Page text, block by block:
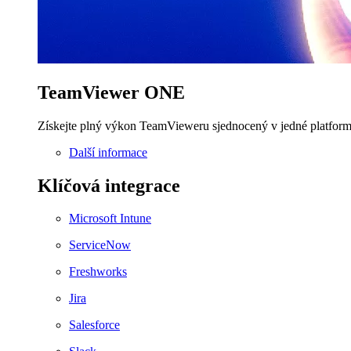
TeamViewer ONE
Získejte plný výkon TeamVieweru sjednocený v jedné
Další informace
Klíčová integrace
Microsoft Intune
ServiceNow
Freshworks
Jira
Salesforce